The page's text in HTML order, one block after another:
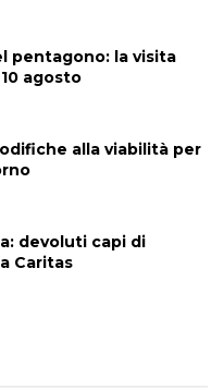
pentagono: la visita
agosto
alla viabilità per
devoluti capi di
Caritas